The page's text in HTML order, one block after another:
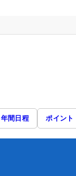
年間日程 ポイント